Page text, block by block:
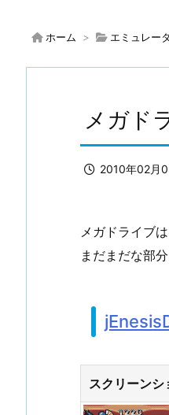
ホーム > エミュレータ
メガド
2010年02月
メガドライブ
まだまだな部
スクリーンシ